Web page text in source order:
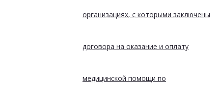
организациях, с которыми заключены
договора на оказание и оплату
медицинской помощи по